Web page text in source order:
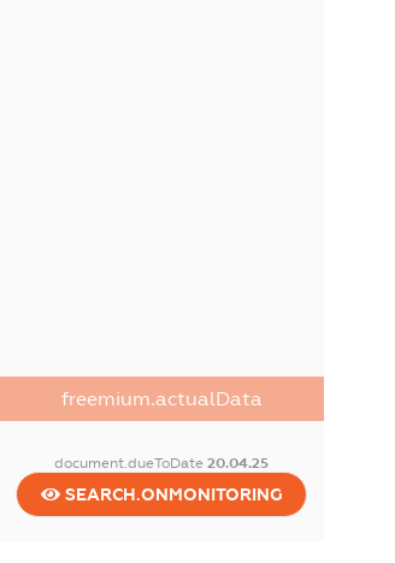
freemium.actualData
document.dueToDate20.04.25
SEARCH.ONMONITORING